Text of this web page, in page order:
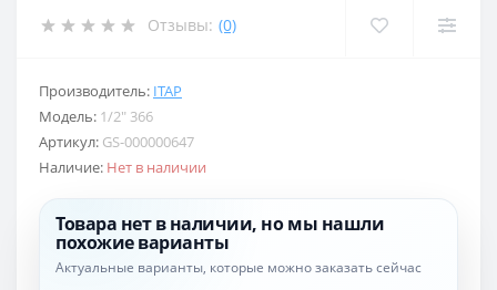
Отзывы: (0)
Производитель: ITAP
Модель: 1/2″ 366
Артикул: GS-000000647
Наличие: Нет в наличии
Товара нет в наличии, но мы нашли
похожие варианты
Актуальные варианты, которые можно заказать сейчас